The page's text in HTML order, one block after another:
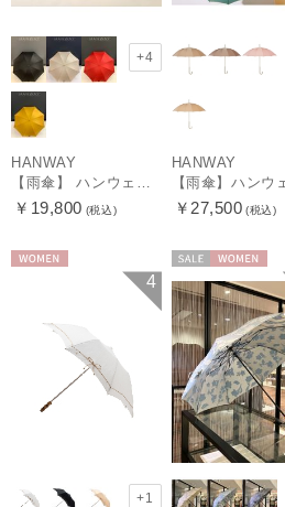
+4
HANWAY
【雨傘】 ハンウェイ （HANWAY） Couturier クチュリエ 長傘 日本製
￥19,800 (税込)
HANWAY
￥27,500 (税込)
4
+1